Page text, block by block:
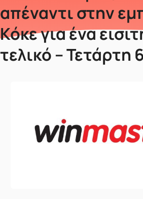
απέναντι στην
Κόκε για ένα
τελικό – Τετάρτη